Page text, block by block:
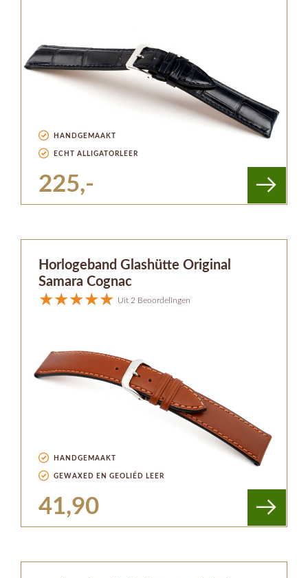
HANDGEMAAKT
ECHT ALLIGATORLEER
225,-
Horlogeband Glashütte Original
Samara Cognac
Uit 2 Beoordelingen
HANDGEMAAKT
GEWAXED EN GEOLIÉD LEER
41,90